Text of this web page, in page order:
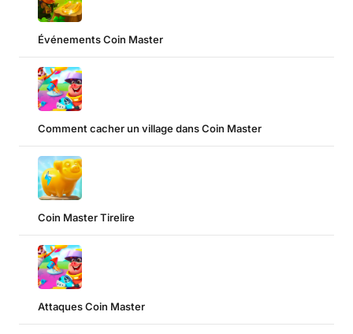
Événements Coin Master
Comment cacher un village dans Coin Master
Coin Master Tirelire
Attaques Coin Master